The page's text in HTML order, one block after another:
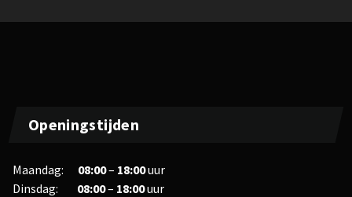
Openingstijden
Maandag: 08:00– 18:00uur
Dinsdag: 08:00– 18:00uur